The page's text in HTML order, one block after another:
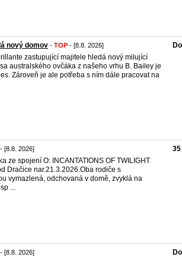
nový domov - TOP - [8.8. 2026]
zastupující majitele hledá nový milující
australského ovčáka z našeho vrhu B. Bailey je
Zároveň je ale potřeba s ním dále pracovat na
- [8.8. 2026]
ze spojení O: INCANTATIONS OF TWILIGHT
Dračice nar.21.3.2026.Oba rodiče s
vymazlená, odchovaná v domě, zvyklá na
...
- [8.8. 2026]